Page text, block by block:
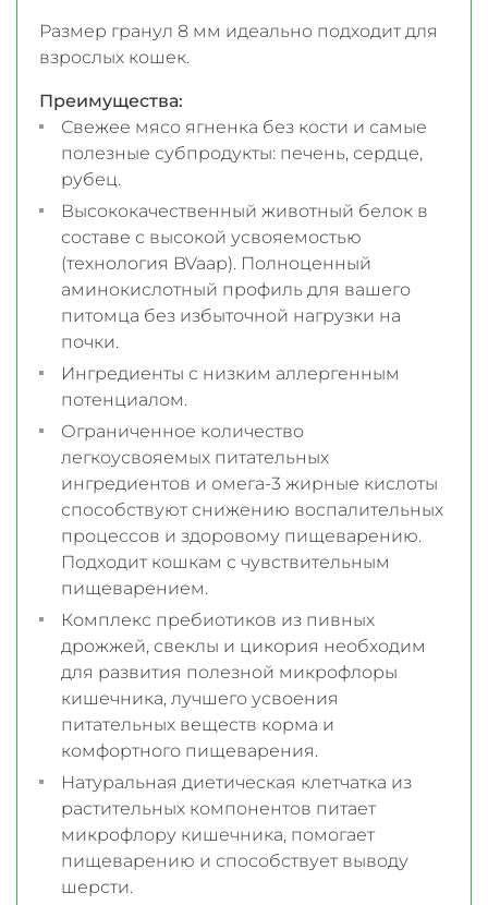
Размер гранул 8 мм идеально подходит для
взрослых кошек.
Преимущества:
Свежее мясо ягненка без кости и самые
полезные субпродукты: печень, сердце,
рубец.
Высококачественный животный белок в
составе с высокой усвояемостью
(технология BVaap). Полноценный
аминокислотный профиль для вашего
питомца без избыточной нагрузки на
почки.
Ингредиенты с низким аллергенным
потенциалом.
Ограниченное количество
легкоусвояемых питательных
ингредиентов и омега-3 жирные кислоты
способствуют снижению воспалительных
процессов и здоровому пищеварению.
Подходит кошкам с чувствительным
пищеварением.
Комплекс пребиотиков из пивных
дрожжей, свеклы и цикория необходим
для развития полезной микрофлоры
кишечника, лучшего усвоения
питательных веществ корма и
комфортного пищеварения.
Натуральная диетическая клетчатка из
растительных компонентов питает
микрофлору кишечника, помогает
пищеварению и способствует выводу
шерсти.